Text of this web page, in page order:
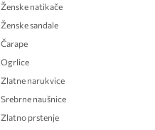
Ženske natikače
Ženske sandale
Čarape
Ogrlice
Zlatne narukvice
Srebrne naušnice
Zlatno prstenje